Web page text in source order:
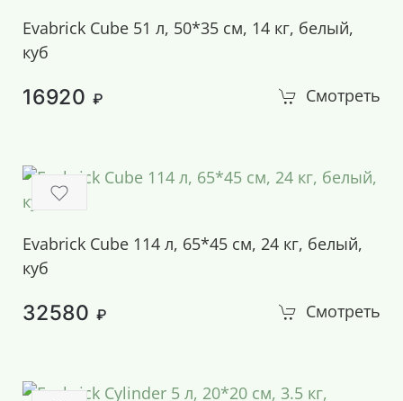
Evabrick Cube 51 л, 50*35 см, 14 кг, белый,
куб
16920 ₽ Смотреть
Evabrick Cube 114 л, 65*45 см, 24 кг, белый,
куб
32580 ₽ Смотреть